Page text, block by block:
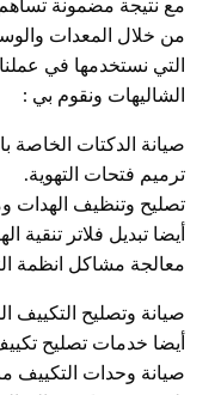
مع نتيجة مضمونة
من خلال المعدات
التي نستخدمها في
الشاليهات ونقوم بي :
صيانة الدكتات الخاصة
ترميم فتحات التهوية.
تصليح وتنظيف الهدات
أيضا تبديل فلاتر تنقية
معالجة مشاكل انظمة
صيانة وتصليح التكييف
أيضا خدمات تصليح تكييف
صيانة وحدات